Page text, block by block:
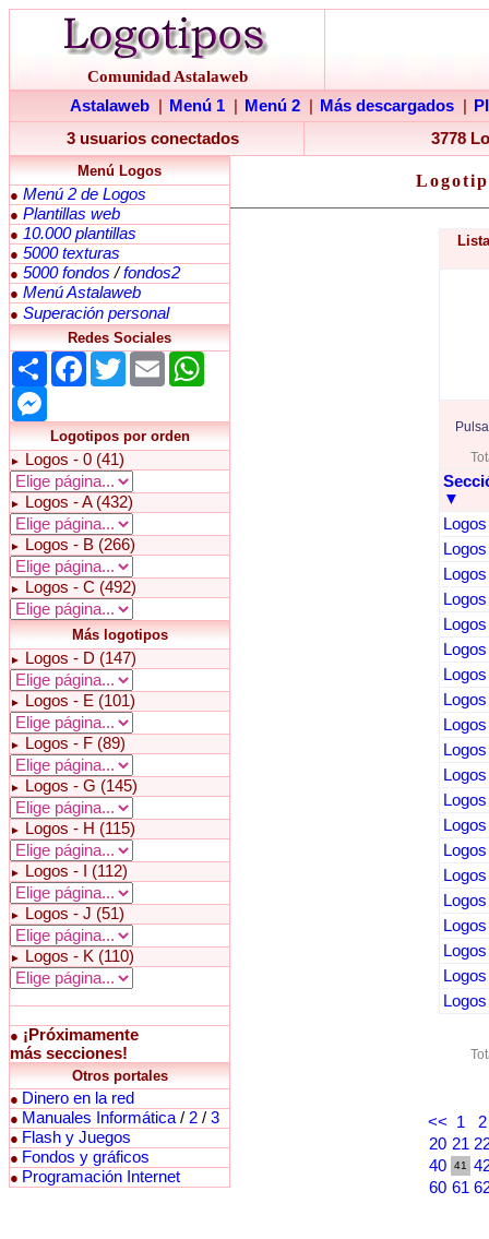
Comunidad Astalaweb
Astalaweb
Menú 1 Menú 2 Más descargados
3 usuarios conectados
3778
Menú Logos
● Menú 2 de Logos
● Plantillas web
● 10.000 plantillas
● 5000 texturas
● 5000 fondos /fondos2
● Menú Astalaweb
● Superación personal
Redes Sociales
Share Facebook
TwitterEmail
Logotipos por orden
► Logos - 0 (41)
► Logos - A (432)
► Logos - B (266)
► Logos - C (492)
Más logotipos
► Logos - D (147)
► Logos - E (101)
► Logos - F (89)
► Logos - G (145)
► Logos - H (115)
► Logos - I (112)
► Logos - J (51)
► Logos - K (110)
● ¡Próximamente
más secciones!
Otros portales
● Dinero en la red
● Manuales Informática / 2 / 3
● Flash y Juegos
● Fondos y gráficos
● Programación Internet
▼
<< 1
2
20 21
40
41
60 61